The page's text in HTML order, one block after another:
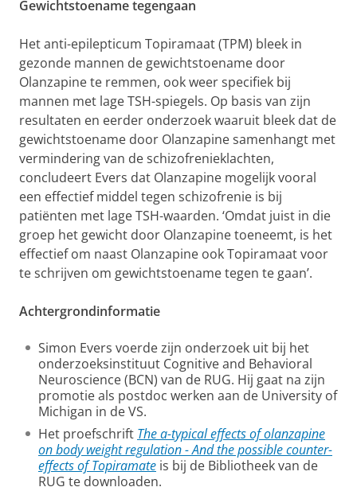
Gewichtstoename tegengaan
Het anti-epilepticum Topiramaat (TPM) bleek in
gezonde mannen de gewichtstoename door
Olanzapine te remmen, ook weer specifiek bij
mannen met lage TSH-spiegels. Op basis van zijn
resultaten en eerder onderzoek waaruit bleek dat de
gewichtstoename door Olanzapine samenhangt met
vermindering van de schizofrenieklachten,
concludeert Evers dat Olanzapine mogelijk vooral
een effectief middel tegen schizofrenie is bij
patiënten met lage TSH-waarden. ‘Omdat juist in die
groep het gewicht door Olanzapine toeneemt, is het
effectief om naast Olanzapine ook Topiramaat voor
te schrijven om gewichtstoename tegen te gaan’.
Achtergrondinformatie
Simon Evers voerde zijn onderzoek uit bij het
onderzoeksinstituut Cognitive and Behavioral
Neuroscience (BCN) van de RUG. Hij gaat na zijn
promotie als postdoc werken aan de University of
Michigan in de VS.
Het proefschrift The a-typical effects of olanzapine
on body weight regulation - And the possible counter-
effects of Topiramate is bij de Bibliotheek van de
RUG te downloaden.